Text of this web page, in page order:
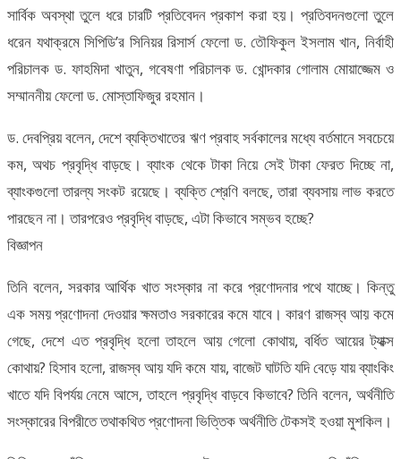
সার্বিক অবস্থা তুলে ধরে চারটি প্রতিবেদন প্রকাশ করা হয়। প্রতিবদনগুলো তুলে
ধরেন যথাক্রমে সিপিডি’র সিনিয়র রিসার্স ফেলো ড. তৌফিকুল ইসলাম খান, নির্বাহী
পরিচালক ড. ফাহমিদা খাতুন, গবেষণা পরিচালক ড. খোন্দকার গোলাম মোয়াজ্জেম ও
সম্মাননীয় ফেলো ড. মোস্তাফিজুর রহমান।
ড. দেবপ্রিয় বলেন, দেশে ব্যক্তিখাতের ঋণ প্রবাহ সর্বকালের মধ্যে বর্তমানে সবচেয়ে
কম, অথচ প্রবৃদ্ধি বাড়ছে। ব্যাংক থেকে টাকা নিয়ে সেই টাকা ফেরত দিচ্ছে না,
ব্যাংকগুলো তারল্য সংকট রয়েছে। ব্যক্তি শ্রেণি বলছে, তারা ব্যবসায় লাভ করতে
পারছেন না। তারপরেও প্রবৃদ্ধি বাড়ছে, এটা কিভাবে সম্ভব হচ্ছে?
বিজ্ঞাপন
তিনি বলেন, সরকার আর্থিক খাত সংস্কার না করে প্রণোদনার পথে যাচ্ছে। কিন্তু
এক সময় প্রণোদনা দেওয়ার ক্ষমতাও সরকারের কমে যাবে। কারণ রাজস্ব আয় কমে
গেছে, দেশে এত প্রবৃদ্ধি হলো তাহলে আয় গেলো কোথায়, বর্ধিত আয়ের ট্যাক্স
কোথায়? হিসাব হলো, রাজস্ব আয় যদি কমে যায়, বাজেট ঘাটতি যদি বেড়ে যায় ব্যাংকিং
খাতে যদি বিপর্যয় নেমে আসে, তাহলে প্রবৃদ্ধি বাড়বে কিভাবে? তিনি বলেন, অর্থনীতি
সংস্কারের বিপরীতে তথাকথিত প্রণোদনা ভিত্তিক অর্থনীতি টেকসই হওয়া মুশকিল।